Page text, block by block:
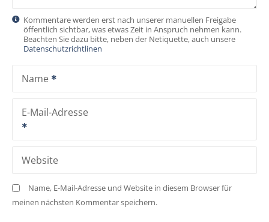
g
o
Kommentare werden erst nach unserer manuellen Freigabe
öffentlich sichtbar, was etwas Zeit in Anspruch nehmen kann.
Beachten Sie dazu bitte, neben der Netiquette, auch unsere
Datenschutzrichtlinen
Name
E-Mail-Adresse
Website
Name, E-Mail-Adresse und Website in diesem Browser für
meinen nächsten Kommentar speichern.